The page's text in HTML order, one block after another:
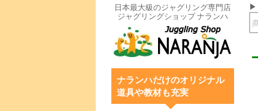
日本最大級のジャグリング専門店
ジャグリングショップ ナランハ
ナランハだけのオリジナル
道具や教材も充実